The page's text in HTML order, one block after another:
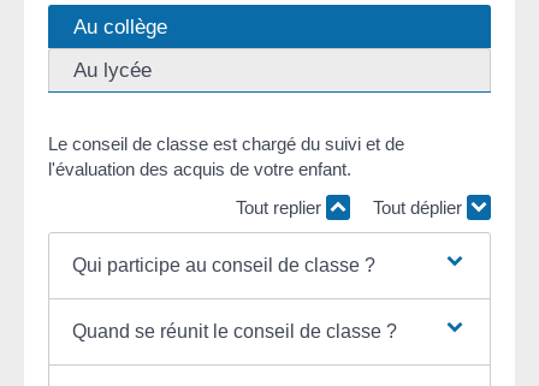
Au collège
Au lycée
Le conseil de classe est chargé du suivi et de
l'évaluation des acquis de votre enfant.
Tout replier
Tout déplier
Qui participe au conseil de classe ?
Quand se réunit le conseil de classe ?